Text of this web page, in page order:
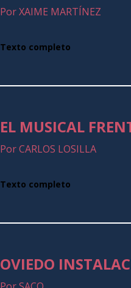
Por XAIME MARTÍNEZ
Texto completo
EL MUSICAL
Por CARLOS LOSILLA
Texto completo
OVIEDO